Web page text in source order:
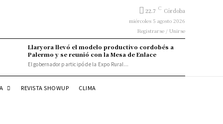
22.7 C Córdoba
miércoles 5 agosto 2026
Registrarse / Unirse
Llaryora llevó el modelo productivo cordobés a
Palermo y se reunió con la Mesa de Enlace
El gobernador participó de la Expo Rural...
REVISTA SHOWUP CLIMA